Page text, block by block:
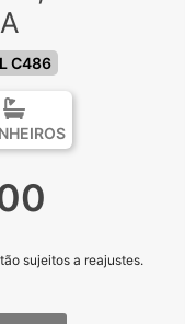
C486
sujeitos a reajustes.